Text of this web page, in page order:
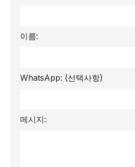
이름:
WhatsApp: (선택사항)
메시지: